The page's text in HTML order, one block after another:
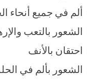
ألم في جميع أنحاء
الشعور بالتعب
احتقان بالأنف
الشعور بألم في